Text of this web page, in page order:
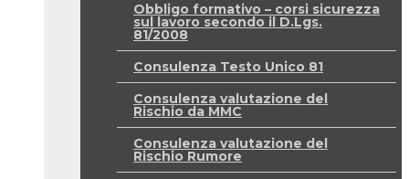
Obbligo formativo – corsi sicurezza
sul lavoro secondo il D.Lgs.
81/2008
Consulenza Testo Unico 81
Consulenza valutazione del
Rischio da MMC
Consulenza valutazione del
Rischio Rumore